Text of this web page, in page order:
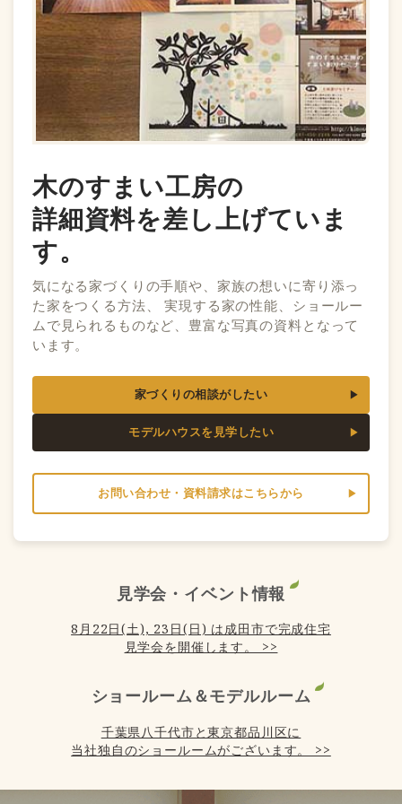
木のすまい工房の
詳細資料を差し上げていま
す。
気になる家づくりの手順や、家族の想いに寄り添っ
た家をつくる方法、 実現する家の性能、ショールー
ムで見られるものなど、豊富な写真の資料となって
います。
家づくりの相談がしたい
モデルハウスを見学したい
お問い合わせ・資料請求はこちらから
見学会・イベント情報
8月22日(土), 23日(日) は成田市で完成住宅
見学会を開催します。 >>
ショールーム＆モデルルーム
千葉県八千代市と東京都品川区に
当社独自のショールームがございます。 >>